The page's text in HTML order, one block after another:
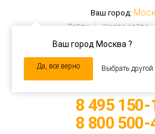
Ваш город:
Ваш город Москва ?
Да, все верно Выбрать другой
Войти Карта сайта
navigation
8 495
8 800